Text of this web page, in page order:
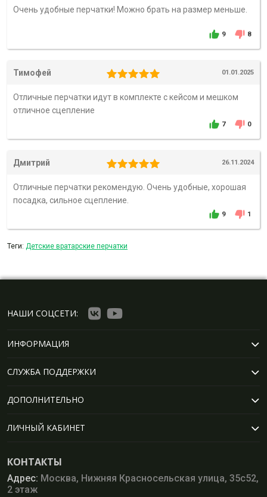
Очень удобные перчатки! Можно брать на размер меньше.
9 8
Тимофей 01.01.2025
Отличные перчатки идут в комплекте с кейсом и мешком
отличное сцепление
7 0
Дмитрий 26.11.2024
Отличные перчатки рекомендую. Очень удобные, хорошая
посадка, сильное сцепление.
9 1
Теги: Детские вратарские перчатки
НАШИ СОЦСЕТИ:
ИНФОРМАЦИЯ
СЛУЖБА ПОДДЕРЖКИ
ДОПОЛНИТЕЛЬНО
ЛИЧНЫЙ КАБИНЕТ
КОНТАКТЫ
Адрес: Москва, Нижняя Красносельская улица, 35с52,
2 этаж